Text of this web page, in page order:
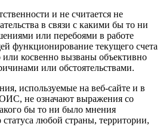
и не считается не
в связи с какими бы то ни
или перебоями в работе
функционирование текущего счета
косвенно вызваны объективно
или обстоятельствами.
используемые на веб-сайте и в
не означают выражения со
бы то ни было мнения
статуса любой страны, территории,